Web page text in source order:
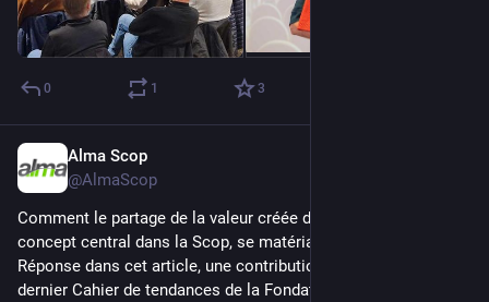
0 1 3
Alma Scop
@AlmaScop
Comment le partage de la valeur créée dans l’entreprise, un
concept central dans la Scop, se matérialise-t-il chez Alma ?
Réponse dans cet article, une contribution parue dans le
dernier Cahier de tendances de la Fondation Jean-Jaurès "No